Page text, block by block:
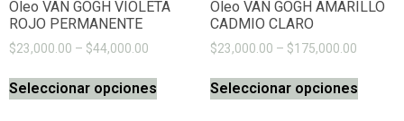
Oleo VAN GOGH VIOLETA
ROJO PERMANENTE
$23,000.00 – $44,000.00
Seleccionar opciones
Oleo VAN GOGH AMARILLO
CADMIO CLARO
$23,000.00 – $175,000.00
Seleccionar opciones